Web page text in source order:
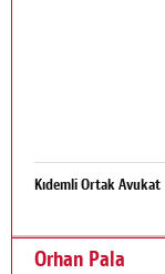
Kıdemli Ortak Avukat
Orhan Pala